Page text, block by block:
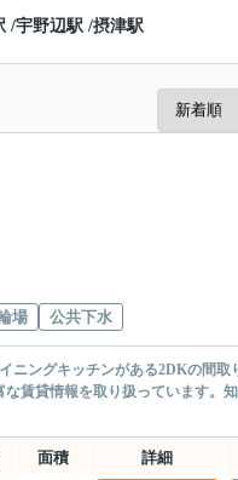
/宇野辺駅 /摂津駅
場 公共下水
ニングキッチンがある2DKの間取
賃貸情報を取り扱っています。
面積 詳細